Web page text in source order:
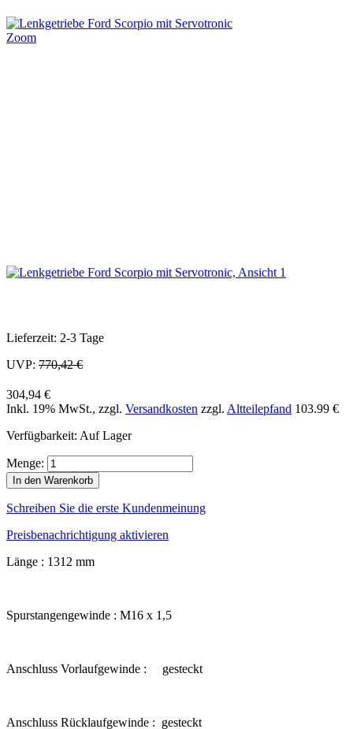
Zoom
Lieferzeit: 2-3 Tage
UVP: 770,42 €
304,94 €
Inkl. 19% MwSt., zzgl. Versandkosten zzgl. Altteilepfand 103.99 €
Verfügbarkeit: Auf Lager
Menge:
In den Warenkorb
Schreiben Sie die erste Kundenmeinung
Preisbenachrichtigung aktivieren
Länge : 1312 mm
Spurstangengewinde : M16 x 1,5
Anschluss Vorlaufgewinde : gesteckt
Anschluss Rücklaufgewinde : gesteckt